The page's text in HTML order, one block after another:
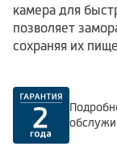
камера для
позволяет
сохраняя их